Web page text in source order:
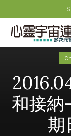
和接納
期